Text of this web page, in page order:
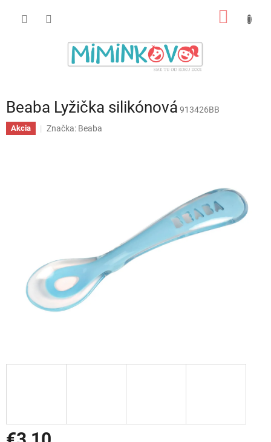
Beaba Lyžička silikónová 913426BB
Akcia Značka: Beaba